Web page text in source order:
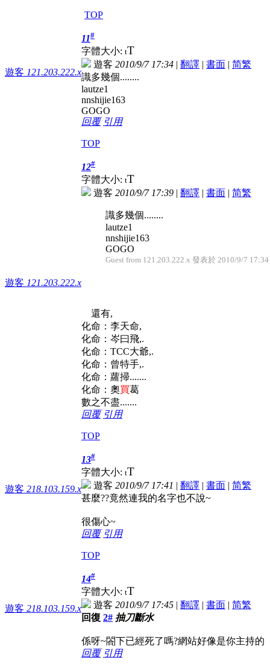
TOP
遊客 121.203.222.x
11#
字體大小: tT
遊客 2010/9/7 17:34 | 翻譯 | 書面 | 简繁
識多幾個........
lautze1
nnshijie163
GOGO
回覆 引用
TOP
遊客 121.203.222.x
12#
字體大小: tT
遊客 2010/9/7 17:39 | 翻譯 | 書面 | 简繁
識多幾個........
lautze1
nnshijie163
GOGO
Guest from 121.203.222.x 發表於 2010/9/7 17:34
還有,
化命：李天命,
化命：岑曰飛,.
化命：TCC大爺,.
化命：曾特手,.
化命：蘿掃.......
化命：奧買葛
數之不盡.......
回覆 引用
TOP
遊客 218.103.159.x
13#
字體大小: tT
遊客 2010/9/7 17:41 | 翻譯 | 書面 | 简繁
甚麼??竟然連我的名字也不說~
很傷心~
回覆 引用
TOP
遊客 218.103.159.x
14#
字體大小: tT
遊客 2010/9/7 17:45 | 翻譯 | 書面 | 简繁
回復 2# 抽刀斷水
係呀~閤下已經死了嗎?網站好像是你主持的
回覆 引用